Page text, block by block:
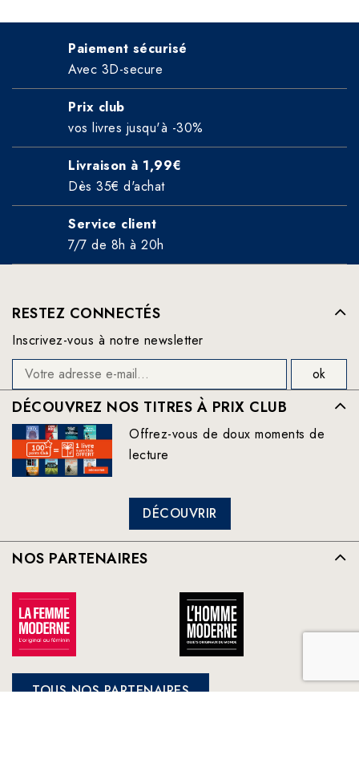
Paiement sécurisé
Avec 3D-secure
Prix club
vos livres jusqu'à -30%
Livraison à 1,99€
Dès 35€ d'achat
Service client
7/7 de 8h à 20h
RESTEZ CONNECTÉS
Inscrivez-vous à notre newsletter
DÉCOUVREZ NOS TITRES À PRIX CLUB
Offrez-vous de doux moments de
lecture
DÉCOUVRIR
NOS PARTENAIRES
TOUS NOS PARTENAIRES